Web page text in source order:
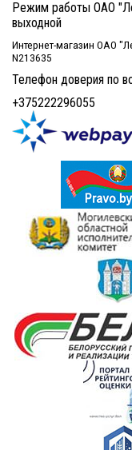
Режим работы ОАО
выходной
Интернет-магазин ОАО
N213635
Телефон доверия по
+375222296055